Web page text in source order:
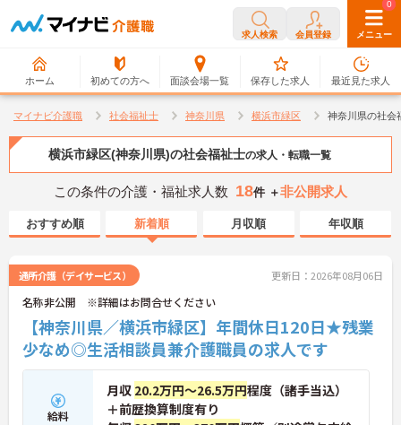
求人検索 会員登録 メニュー
ホーム 初めての方へ 面談会場一覧
0
保存した求人
0
最近見た求人
マイナビ介護職 社会福祉士 神奈川県 横浜市緑区 神奈川県の社会
横浜市緑区(神奈川県)の社会福祉士の求人・転職一覧
この条件の介護・福祉求人数 18件 ＋非公開求人
おすすめ順 新着順 月収順 年収順
通所介護（デイサービス） 更新日：2026年08月06日
名称非公開 ※詳細はお問合せください
【神奈川県／横浜市緑区】年間休日120日★残業
少なめ◎生活相談員兼介護職員の求人です
給料
月収 20.2万円～26.5万円程度（諸手当込）
＋前歴換算制度有り